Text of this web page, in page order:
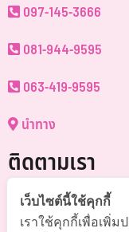
097-145-3666
081-944-9595
063-419-9595
นำทาง
ติดตามเรา
@somchai-clinic (มี
เว็บไซต์นี้ใช้คุกกี้
เราใช้คุกกี้เพื่อเพิ่